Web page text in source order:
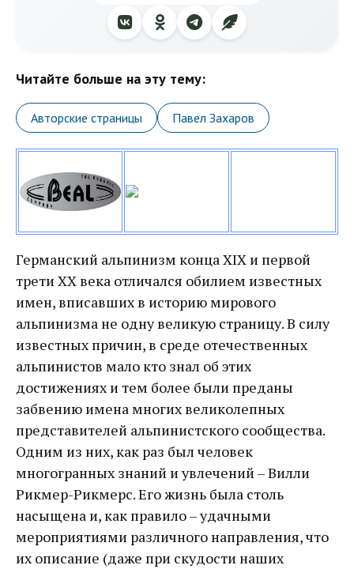
Читайте больше на эту тему:
Авторские страницы Павел Захаров
Германский альпинизм конца XIX и первой
трети XX века отличался обилием известных
имен, вписавших в историю мирового
альпинизма не одну великую страницу. В силу
известных причин, в среде отечественных
альпинистов мало кто знал об этих
достижениях и тем более были преданы
забвению имена многих великолепных
представителей альпинистского сообщества.
Одним из них, как раз был человек
многогранных знаний и увлечений – Вилли
Рикмер-Рикмерс. Его жизнь была столь
насыщена и, как правило – удачными
мероприятиями различного направления, что
их описание (даже при скудости наших